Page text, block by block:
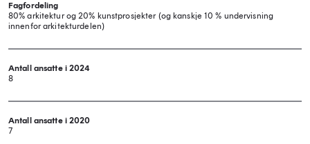
Fagfordeling
80% arkitektur og 20% kunstprosjekter (og kanskje 10 % undervisning
innenfor arkitekturdelen)
Antall ansatte i 2024
8
Antall ansatte i 2020
7